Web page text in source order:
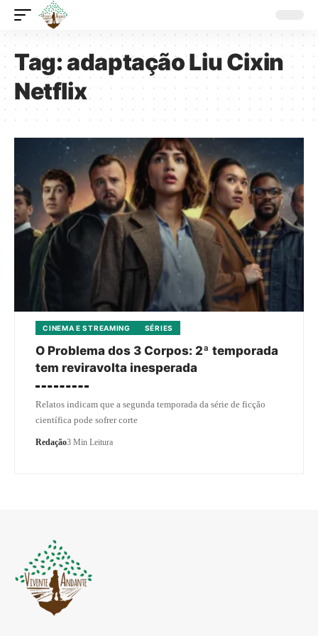
Tag:adaptação Liu Cixin
Netflix
CINEMA E STREAMING SÉRIES
O Problema dos 3 Corpos: 2ª temporada
tem reviravolta inesperada
Relatos indicam que a segunda temporada da série de ficção
científica pode sofrer corte
Redação3 Min Leitura